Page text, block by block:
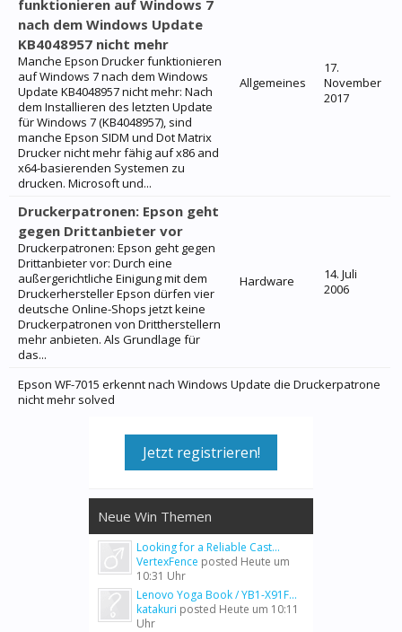
funktionieren auf Windows 7
nach dem Windows Update
KB4048957 nicht mehr
Manche Epson Drucker funktionieren
auf Windows 7 nach dem Windows
Update KB4048957 nicht mehr: Nach
dem Installieren des letzten Update
für Windows 7 (KB4048957), sind
manche Epson SIDM und Dot Matrix
Drucker nicht mehr fähig auf x86 and
x64-basierenden Systemen zu
drucken. Microsoft und...
Allgemeines
17.
November
2017
Druckerpatronen: Epson geht
gegen Drittanbieter vor
Druckerpatronen: Epson geht gegen
Drittanbieter vor: Durch eine
außergerichtliche Einigung mit dem
Druckerhersteller Epson dürfen vier
deutsche Online-Shops jetzt keine
Druckerpatronen von Drittherstellern
mehr anbieten. Als Grundlage für
das...
Hardware
14. Juli
2006
Epson WF-7015 erkennt nach Windows Update die Druckerpatrone
nicht mehr solved
Jetzt registrieren!
Neue Win Themen
Looking for a Reliable Cast...
VertexFence posted Heute um
10:31 Uhr
Lenovo Yoga Book / YB1-X91F...
katakuri posted Heute um 10:11
Uhr